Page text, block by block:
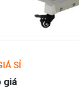
SỈ
giá